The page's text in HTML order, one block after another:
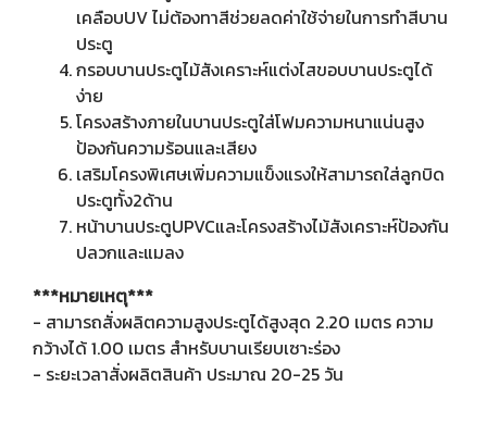
เคลือบUV ไม่ต้องทาสีช่วยลดค่าใช้จ่ายในการทำสีบาน
ประตู
กรอบบานประตูไม้สังเคราะห์แต่งไสขอบบานประตูได้
ง่าย
โครงสร้างภายในบานประตูใส่โฟมความหนาแน่นสูง
ป้องกันความร้อนและเสียง
เสริมโครงพิเศษเพิ่มความแข็งแรงให้สามารถใส่ลูกบิด
ประตูทั้ง2ด้าน
หน้าบานประตูUPVCและโครงสร้างไม้สังเคราะห์ป้องกัน
ปลวกและแมลง
***หมายเหตุ***
- สามารถสั่งผลิตความสูงประตูได้สูงสุด 2.20 เมตร ความ
กว้างได้ 1.00 เมตร สำหรับบานเรียบเซาะร่อง
- ระยะเวลาสั่งผลิตสินค้า ประมาณ 20-25 วัน